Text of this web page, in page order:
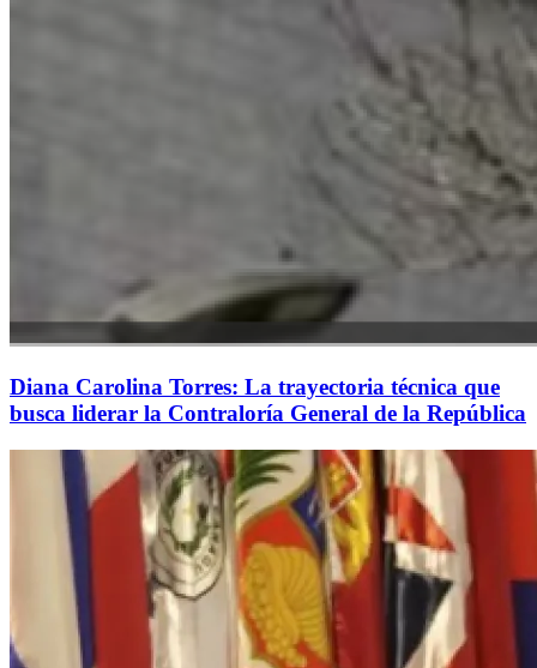
Diana Carolina Torres: La trayectoria técnica que
busca liderar la Contraloría General de la República